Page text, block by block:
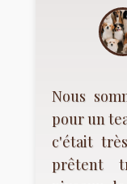
Nous
pour un
c'était
prêtent